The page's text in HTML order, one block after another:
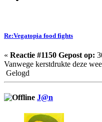
Re:Vegatopia food fights
« Reactie #1150 Gepost op:
Vanwege kerstdrukte deze
Gelogd
J@n